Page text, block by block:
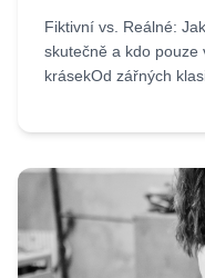
Fiktivní vs. Reálné:
skutečně a kdo pouze
krásekOd zářných